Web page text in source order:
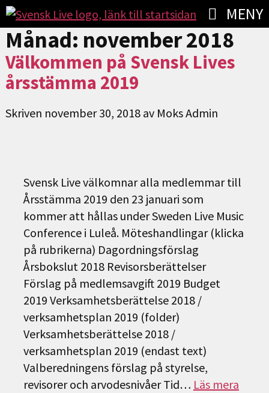
MENY
Månad: november 2018
Välkommen på Svensk Lives
årsstämma 2019
Skriven november 30, 2018 av Moks Admin
Svensk Live välkomnar alla medlemmar till
Årsstämma 2019 den 23 januari som
kommer att hållas under Sweden Live Music
Conference i Luleå. Möteshandlingar (klicka
på rubrikerna) Dagordningsförslag
Årsbokslut 2018 Revisorsberättelser
Förslag på medlemsavgift 2019 Budget
2019 Verksamhetsberättelse 2018 /
verksamhetsplan 2019 (folder)
Verksamhetsberättelse 2018 /
verksamhetsplan 2019 (endast text)
Valberedningens förslag på styrelse,
revisorer och arvodesnivåer Tid… Läs mera